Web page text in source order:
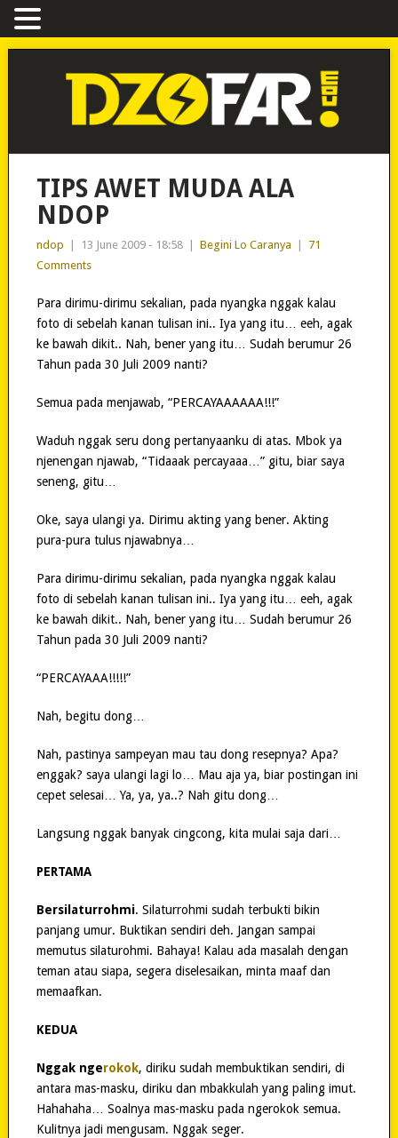
TIPS AWET MUDA ALA
NDOP
ndop 13 June 2009 - 18:58 Begini Lo Caranya
71
Comments
Para dirimu-dirimu sekalian, pada nyangka nggak kalau
foto di sebelah kanan tulisan ini.. Iya yang itu… eeh, agak
ke bawah dikit.. Nah, bener yang itu… Sudah berumur 26
Tahun pada 30 Juli 2009 nanti?
Semua pada menjawab, “PERCAYAAAAAA!!!”
Waduh nggak seru dong pertanyaanku di atas. Mbok ya
njenengan njawab, “Tidaaak percayaaa…” gitu, biar saya
seneng, gitu…
Oke, saya ulangi ya. Dirimu akting yang bener. Akting
pura-pura tulus njawabnya…
Para dirimu-dirimu sekalian, pada nyangka nggak kalau
foto di sebelah kanan tulisan ini.. Iya yang itu… eeh, agak
ke bawah dikit.. Nah, bener yang itu… Sudah berumur 26
Tahun pada 30 Juli 2009 nanti?
“PERCAYAAA!!!!!”
Nah, begitu dong…
Nah, pastinya sampeyan mau tau dong resepnya? Apa?
enggak? saya ulangi lagi lo… Mau aja ya, biar postingan ini
cepet selesai… Ya, ya, ya..? Nah gitu dong…
Langsung nggak banyak cingcong, kita mulai saja dari…
PERTAMA
Bersilaturrohmi. Silaturrohmi sudah terbukti bikin
panjang umur. Buktikan sendiri deh. Jangan sampai
memutus silaturohmi. Bahaya! Kalau ada masalah dengan
teman atau siapa, segera diselesaikan, minta maaf dan
memaafkan.
KEDUA
Nggak ngerokok, diriku sudah membuktikan sendiri, di
antara mas-masku, diriku dan mbakkulah yang paling imut.
Hahahaha… Soalnya mas-masku pada ngerokok semua.
Kulitnya jadi mengusam. Nggak seger.